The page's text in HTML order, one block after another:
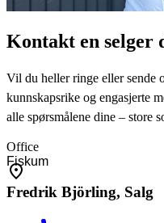
Kontakt en selger
Vil du heller ringe eller sende
kunnskapsrike og engasjerte
alle spørsmålene dine – store
Office
Fredrik Björling, Salg